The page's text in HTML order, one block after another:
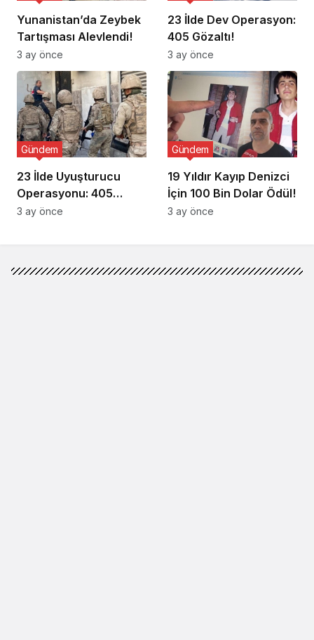
Yunanistan’da Zeybek
Tartışması Alevlendi!
3 ay önce
23 İlde Dev Operasyon:
405 Gözaltı!
3 ay önce
23 İlde Uyuşturucu
Operasyonu: 405
Gözaltı!
Gündem
3 ay önce
19 Yıldır Kayıp Denizci
İçin 100 Bin Dolar Ödül!
Gündem
3 ay önce